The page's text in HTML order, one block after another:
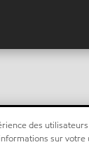
des
sur votre